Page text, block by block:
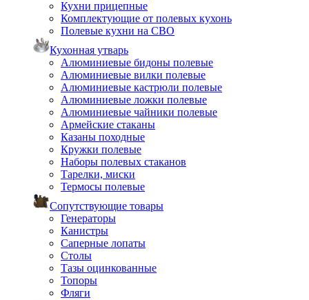
Кухни прицепные
Комплектующие от полевых кухонь
Полевые кухни на СВО
Кухонная утварь
Алюминиевые бидоны полевые
Алюминиевые вилки полевые
Алюминиевые кастрюли полевые
Алюминиевые ложки полевые
Алюминиевые чайники полевые
Армейские стаканы
Казаны походные
Кружки полевые
Наборы полевых стаканов
Тарелки, миски
Термосы полевые
Сопутствующие товары
Генераторы
Канистры
Саперные лопаты
Столы
Тазы оцинкованные
Топоры
Фляги